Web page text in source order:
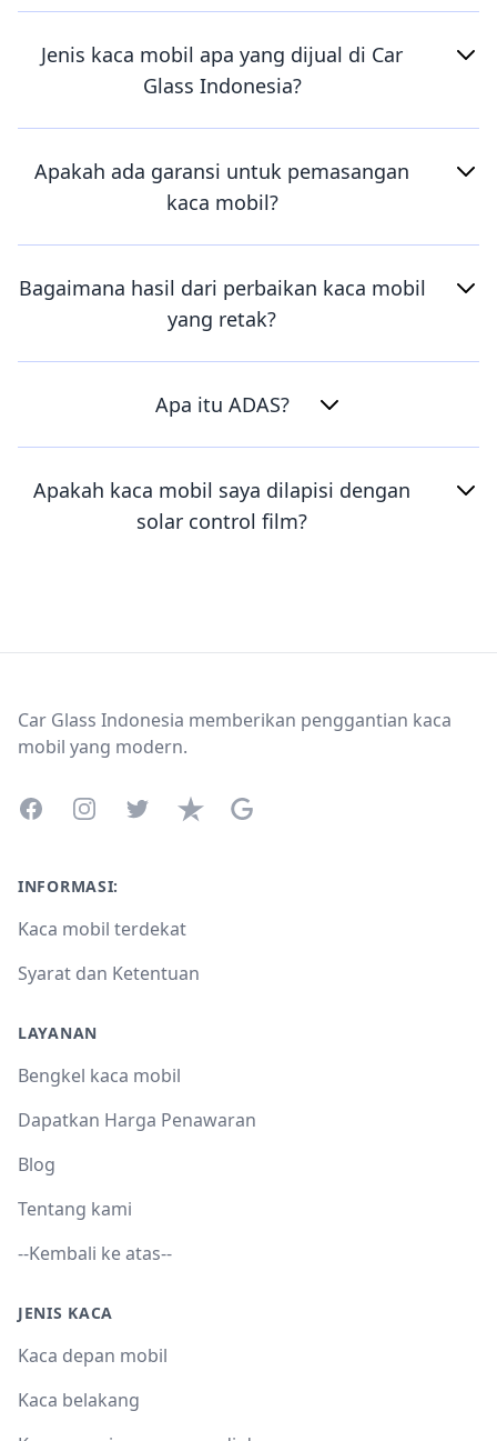
Jenis kaca mobil apa yang dijual di Car
Glass Indonesia?
Apakah ada garansi untuk pemasangan
kaca mobil?
Bagaimana hasil dari perbaikan kaca mobil
yang retak?
Apa itu ADAS?
Apakah kaca mobil saya dilapisi dengan
solar control film?
Car Glass Indonesia memberikan penggantian kaca
mobil yang modern.
FacebookInstagramTwitterTrustpilotGoogle Business Profile
INFORMASI:
Kaca mobil terdekat
Syarat dan Ketentuan
LAYANAN
Bengkel kaca mobil
Dapatkan Harga Penawaran
Blog
Tentang kami
--Kembali ke atas--
JENIS KACA
Kaca depan mobil
Kaca belakang